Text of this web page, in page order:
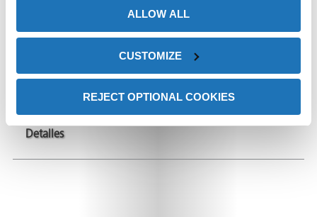
ALLOW ALL
CUSTOMIZE
REJECT OPTIONAL COOKIES
corrosión por vapor diseñado específicamente para usarse
con aceites lubricantes. Ofrece protección contra la corrosión
en las superficies metálicas de los espacios vacíos dentro de
otros sistemas sellados y lubricados.
Detalles